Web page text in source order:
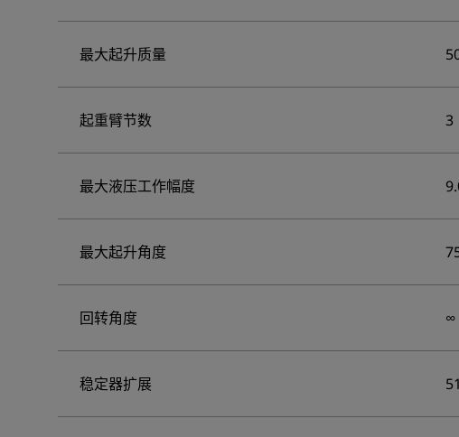
最大起升质量
起重臂节数 3
最大液压工作幅度
最大起升角度
回转角度 ∞
稳定器扩展